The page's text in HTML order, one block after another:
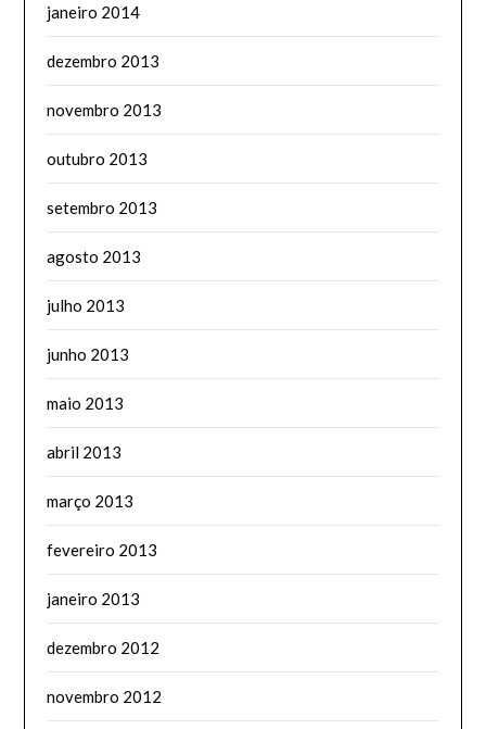
janeiro 2014
dezembro 2013
novembro 2013
outubro 2013
setembro 2013
agosto 2013
julho 2013
junho 2013
maio 2013
abril 2013
março 2013
fevereiro 2013
janeiro 2013
dezembro 2012
novembro 2012